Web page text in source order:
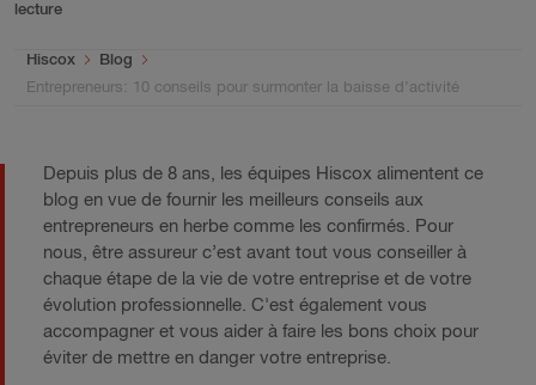
lecture
You are here:
Hiscox
Blog
Entrepreneurs: 10 conseils pour surmonter la baisse d’activité
Depuis plus de 8 ans, les équipes Hiscox alimentent ce
blog en vue de fournir les meilleurs conseils aux
entrepreneurs en herbe comme les confirmés. Pour
nous, être assureur c’est avant tout vous conseiller à
chaque étape de la vie de votre entreprise et de votre
évolution professionnelle. C'est également vous
accompagner et vous aider à faire les bons choix pour
éviter de mettre en danger votre entreprise.